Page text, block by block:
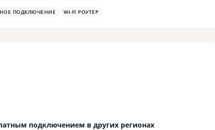
ПОДКЛЮЧЕНИЕ WI-FI РОУТЕР
подключением в других регионах